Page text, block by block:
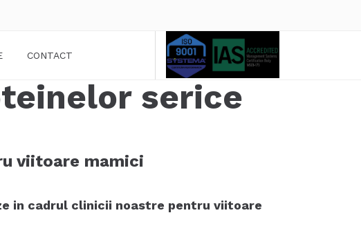
CONTACT
serice
viitoare mamici
in cadrul clinicii noastre pentru viitoare